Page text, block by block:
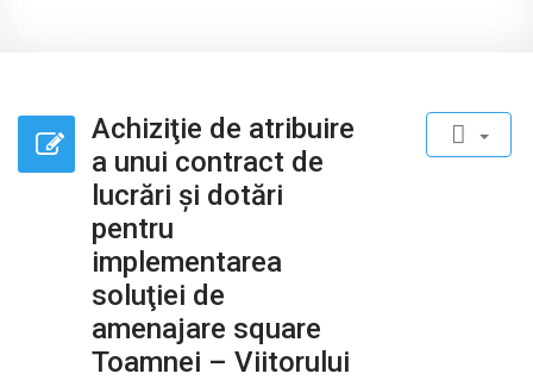
Achiziţie de atribuire
a unui contract de
lucrări şi dotări
pentru
implementarea
soluţiei de
amenajare square
Toamnei – Viitorului